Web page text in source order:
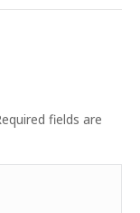
fields are